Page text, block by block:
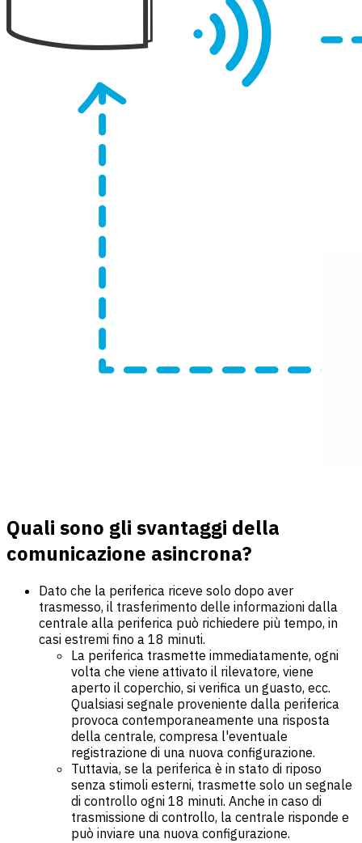
Quali sono gli svantaggi della
comunicazione asincrona?
Dato che la periferica riceve solo dopo aver
trasmesso, il trasferimento delle informazioni dalla
centrale alla periferica può richiedere più tempo, in
casi estremi fino a 18 minuti.
La periferica trasmette immediatamente, ogni
volta che viene attivato il rilevatore, viene
aperto il coperchio, si verifica un guasto, ecc.
Qualsiasi segnale proveniente dalla periferica
provoca contemporaneamente una risposta
della centrale, compresa l'eventuale
registrazione di una nuova configurazione.
Tuttavia, se la periferica è in stato di riposo
senza stimoli esterni, trasmette solo un segnale
di controllo ogni 18 minuti. Anche in caso di
trasmissione di controllo, la centrale risponde e
può inviare una nuova configurazione.